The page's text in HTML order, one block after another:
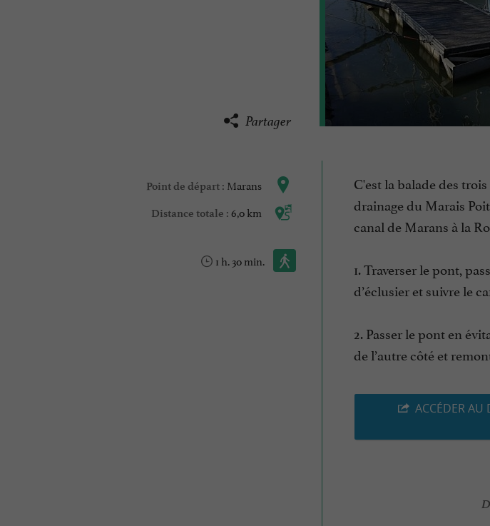
Partager
Point de départ : Marans
Distance totale : 6,0 km
Marche à pied :
1 h. 30 min.
C'est la balade des
drainage du Marais
canal de Marans à la
1. Traverser le pont,
d’éclusier et suivre le
2. Passer le pont en
de l’autre côté et
ACCÉDER AU